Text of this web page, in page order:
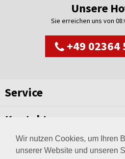
Wir nutzen Cookies, um Ihren
unserer Website und unseren
Unsere
Sie erreichen uns von
+49 02364
Service
Kontakt